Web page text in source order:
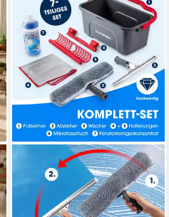
CLEANMAXX
Sprühwischer Fensterreiniger
(7-tlg) Streifenfreies Putzen,
Haus & Auto